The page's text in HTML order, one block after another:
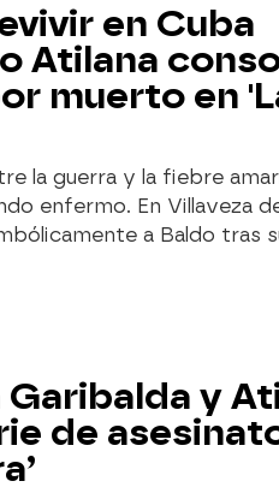
en Cuba
Atilana
muerto en
la guerra y la fiebre
enfermo. En Villaveza
a Baldo tras
y
de